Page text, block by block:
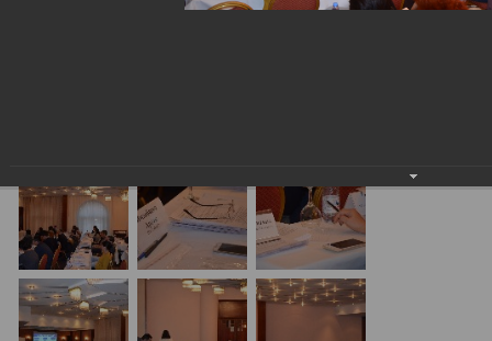
Семинар с КГД и разработчиками